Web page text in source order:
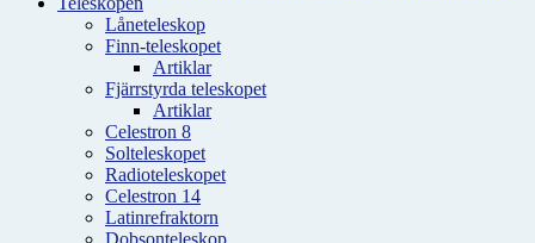
Låneteleskop
Finn-teleskopet
Artiklar
Fjärrstyrda teleskopet
Artiklar
Celestron 8
Solteleskopet
Radioteleskopet
Celestron 14
Latinrefraktorn
Dobsonteleskop